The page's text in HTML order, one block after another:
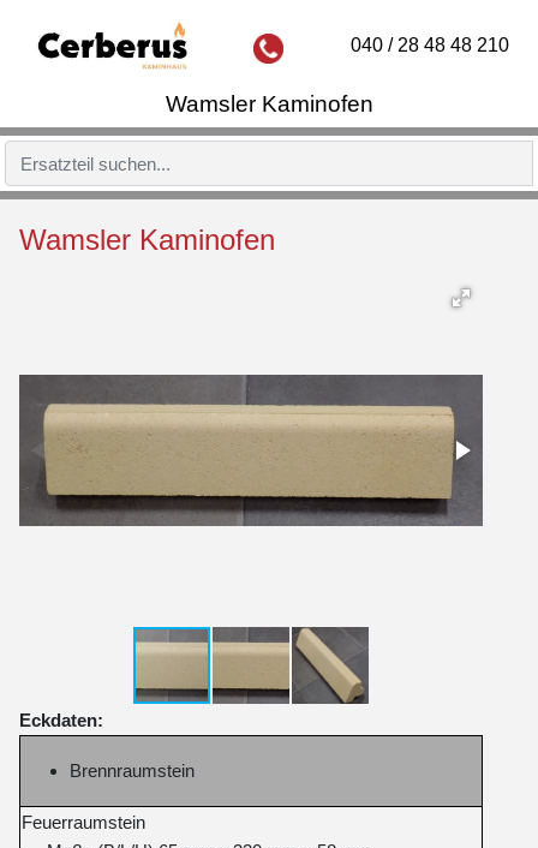
Wamsler Kaminofen
040 / 28 48 48 210
Wamsler Kaminofen
Eckdaten:
Brennraumstein
Feuerraumstein